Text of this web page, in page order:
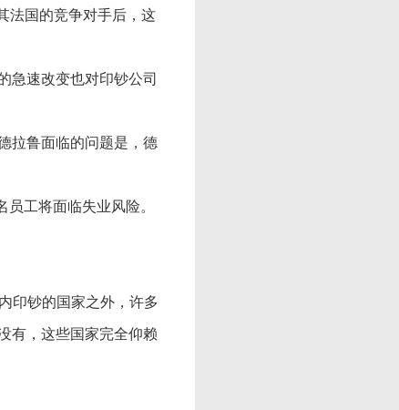
法国的竞争对手后，这
速改变也对印钞公司
拉鲁面临的问题是，德
工将面临失业风险。
印钞的国家之外，许多
有，这些国家完全仰赖